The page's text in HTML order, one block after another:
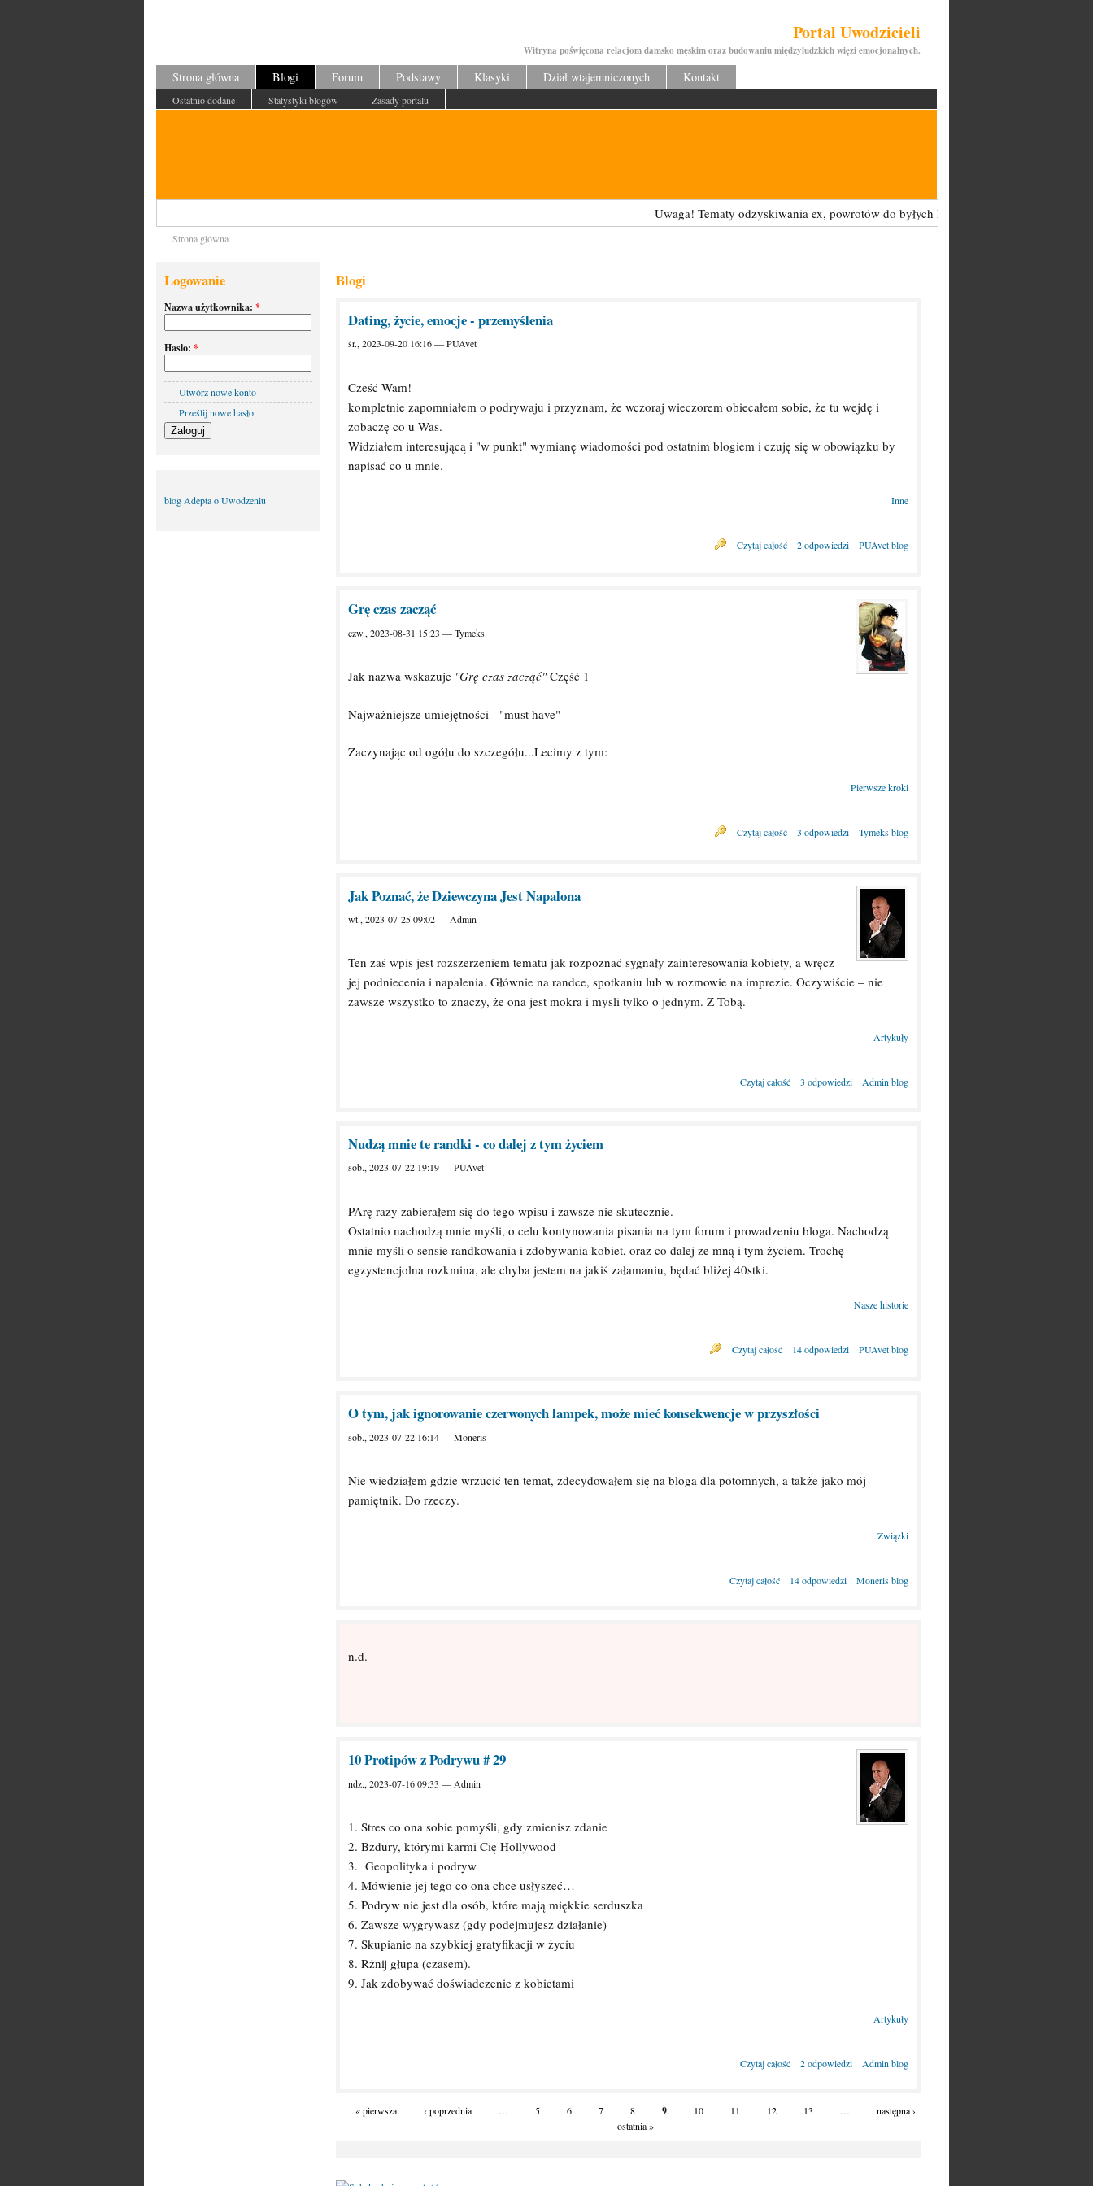
Portal Uwodzicieli
Witryna poświęcona relacjom damsko męskim oraz budowaniu międzyludzkich więzi emocjonalnych.
Strona główna Blogi Forum Podstawy Klasyki Dział wtajemniczonych Kontakt
Ostatnio dodane Statystyki blogów Zasady portalu
Uwaga! Tematy odzyskiwania ex, powrotów do byłych kobiet - są tu zabronione i będą
Strona główna
Logowanie
Nazwa użytkownika: *
Hasło: *
Utwórz nowe konto
Prześlij nowe hasło
blog Adepta o Uwodzeniu
Blogi
Dating, życie, emocje - przemyślenia
śr., 2023-09-20 16:16 — PUAvet
Cześć Wam!
kompletnie zapomniałem o podrywaju i przyznam, że wczoraj wieczorem obiecałem sobie, że tu wejdę i
zobaczę co u Was.
Widziałem interesującą i "w punkt" wymianę wiadomości pod ostatnim blogiem i czuję się w obowiązku by
napisać co u mnie.
Inne
PUAvet blog
2 odpowiedzi
Czytaj całość
Grę czas zacząć
czw., 2023-08-31 15:23 — Tymeks
Jak nazwa wskazuje "Grę czas zacząć"Część 1
Najważniejsze umiejętności - "must have"
Zaczynając od ogółu do szczegółu...Lecimy z tym:
Pierwsze kroki
Tymeks blog
3 odpowiedzi
Czytaj całość
Jak Poznać, że Dziewczyna Jest Napalona
wt., 2023-07-25 09:02 — Admin
Ten zaś wpis jest rozszerzeniem tematu jak rozpoznać sygnały zainteresowania kobiety, a wręcz
jej podniecenia i napalenia. Głównie na randce, spotkaniu lub w rozmowie na imprezie. Oczywiście – nie
zawsze wszystko to znaczy, że ona jest mokra i mysli tylko o jednym. Z Tobą.
Artykuły
Admin blog
3 odpowiedzi
Czytaj całość
Nudzą mnie te randki - co dalej z tym życiem
sob., 2023-07-22 19:19 — PUAvet
PArę razy zabierałem się do tego wpisu i zawsze nie skutecznie.
Ostatnio nachodzą mnie myśli, o celu kontynowania pisania na tym forum i prowadzeniu bloga. Nachodzą
mnie myśli o sensie randkowania i zdobywania kobiet, oraz co dalej ze mną i tym życiem. Trochę
egzystencjolna rozkmina, ale chyba jestem na jakiś załamaniu, będać bliżej 40stki.
Nasze historie
PUAvet blog
14 odpowiedzi
Czytaj całość
O tym, jak ignorowanie czerwonych lampek, może mieć konsekwencje w przyszłości
sob., 2023-07-22 16:14 — Moneris
Nie wiedziałem gdzie wrzucić ten temat, zdecydowałem się na bloga dla potomnych, a także jako mój
pamiętnik. Do rzeczy.
Związki
Moneris blog
14 odpowiedzi
Czytaj całość
n.d.
10 Protipów z Podrywu # 29
ndz., 2023-07-16 09:33 — Admin
1. Stres co ona sobie pomyśli, gdy zmienisz zdanie
2. Bzdury, którymi karmi Cię Hollywood
3. Geopolityka i podryw
4. Mówienie jej tego co ona chce usłyszeć…
5. Podryw nie jest dla osób, które mają miękkie serduszka
6. Zawsze wygrywasz (gdy podejmujesz działanie)
7. Skupianie na szybkiej gratyfikacji w życiu
8. Rżnij głupa (czasem).
9. Jak zdobywać doświadczenie z kobietami
Artykuły
Admin blog
2 odpowiedzi
Czytaj całość
« pierwsza ‹ poprzednia … 5 6 7 8 9 10 11 12 13 …
następna ›
ostatnia »